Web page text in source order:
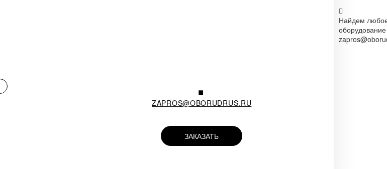
.
ZAPROS@OBORUDRUS.RU
ЗАКАЗАТЬ
Найдем
оборудование